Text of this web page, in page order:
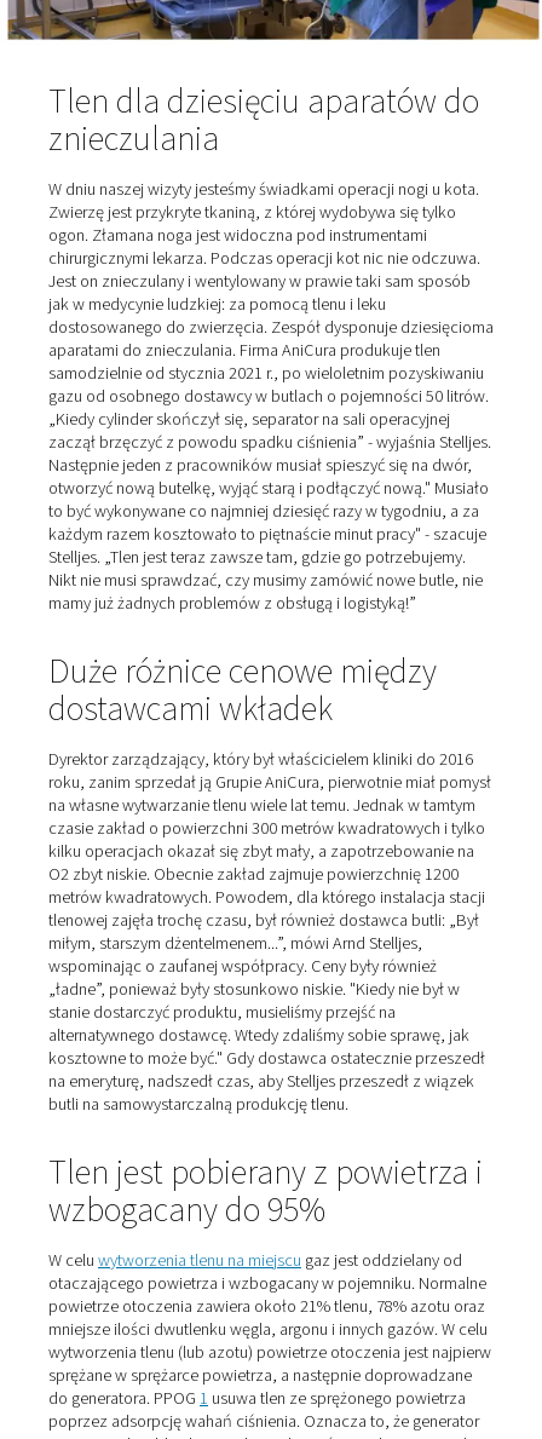
Tlen dla dziesięciu
znieczulania
W dniu naszej wizyty jesteśmy świadkami operacji nogi
Zwierzę jest przykryte tkaniną, z której wydobywa się
ogon. Złamana noga jest widoczna pod instrumentami
chirurgicznymi lekarza. Podczas operacji kot nic nie
Jest on znieczulany i wentylowany w prawie taki sam
jak w medycynie ludzkiej: za pomocą tlenu i leku
dostosowanego do zwierzęcia. Zespół dysponuje
aparatami do znieczulania. Firma AniCura produkuje
samodzielnie od stycznia 2021 r., po wieloletnim
gazu od osobnego dostawcy w butlach o pojemności
„Kiedy cylinder skończył się, separator na sali
zaczął brzęczyć z powodu spadku ciśnienia” -
Następnie jeden z pracowników musiał spieszyć się
otworzyć nową butelkę, wyjąć starą i podłączyć nową."
to być wykonywane co najmniej dziesięć razy w
każdym razem kosztowało to piętnaście minut pracy"
Nikt nie musi sprawdzać, czy musimy zamówić nowe
mamy już żadnych problemów z obsługą i logistyką!”
Duże różnice cenowe
dostawcami wkładek
Dyrektor zarządzający, który był właścicielem kliniki
roku, zanim sprzedał ją Grupie AniCura, pierwotnie